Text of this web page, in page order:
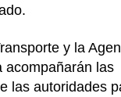
y la
acompañarán las
las autoridades